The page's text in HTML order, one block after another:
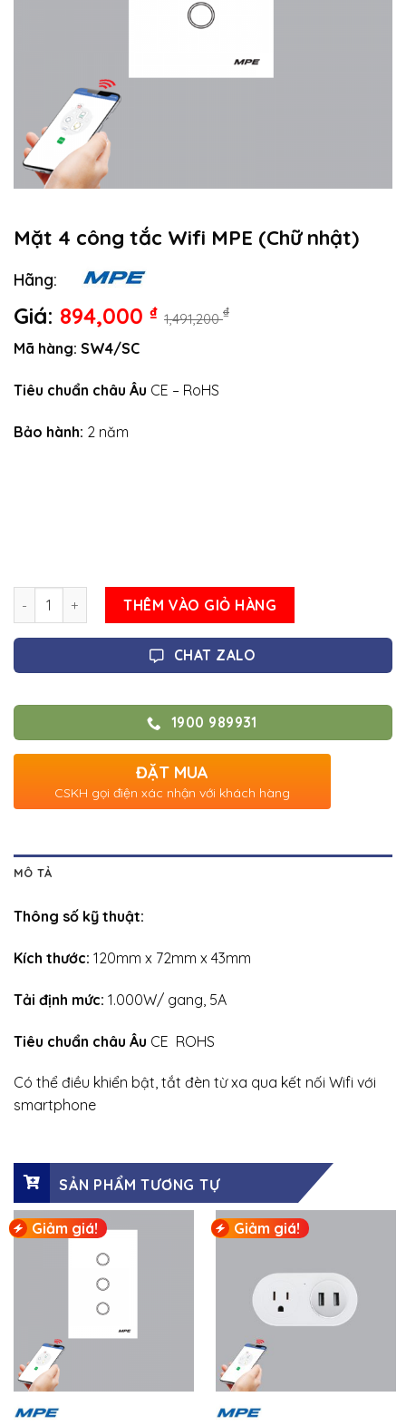
Mặt 4 công tắc Wifi MPE (Chữ nhật)
Giá: 1,491,200₫
894,000 ₫
Hãng:
Mã hàng: SW4/SC
Tiêu chuẩn châu Âu CE – RoHS
Bảo hành: 2 năm
Số lượng THÊM VÀO GIỎ HÀNG
CHAT ZALO
1900 989931
ĐẶT MUA
CSKH gọi điện xác nhận với khách hàng
MÔ TẢ
Thông số kỹ thuật:
Kích thước: 120mm x 72mm x 43mm
Tải định mức: 1.000W/ gang, 5A
Tiêu chuẩn châu Âu CE ROHS
Có thể điều khiển bật, tắt đèn từ xa qua kết nối Wifi với
smartphone
SẢN PHẨM TƯƠNG TỰ
Giảm giá! Giảm giá!